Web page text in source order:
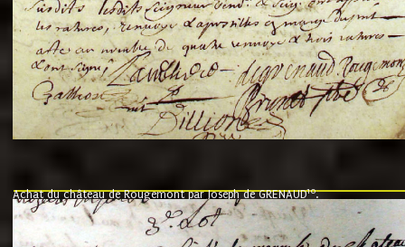
Achat du château de Rougemont par Joseph de GRENAUD10.
"l'an mil six cent soixante treze le ving neuvième jour du mois de